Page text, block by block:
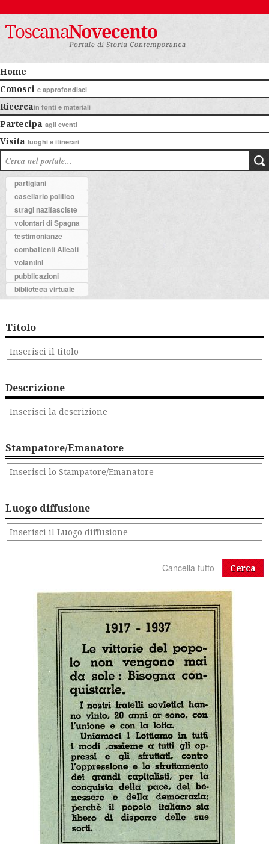
Home
Conosci e approfondisci
Ricercain fonti e materiali
Partecipa agli eventi
Visita luoghi e itinerari
partigiani
casellario politico
stragi nazifasciste
volontari di Spagna
testimonianze
combattenti Alleati
volantini
pubblicazioni
biblioteca virtuale
Titolo
Descrizione
Stampatore/Emanatore
Luogo diffusione
Cerca